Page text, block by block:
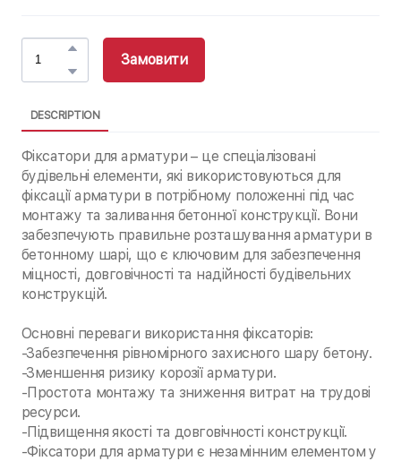
Замовити
DESCRIPTION
Фіксатори для арматури – це спеціалізовані
будівельні елементи, які використовуються для
фіксації арматури в потрібному положенні під час
монтажу та заливання бетонної конструкції. Вони
забезпечують правильне розташування арматури в
бетонному шарі, що є ключовим для забезпечення
міцності, довговічності та надійності будівельних
конструкцій.
Основні переваги використання фіксаторів:
-Забезпечення рівномірного захисного шару бетону.
-Зменшення ризику корозії арматури.
-Простота монтажу та зниження витрат на трудові
ресурси.
-Підвищення якості та довговічності конструкції.
-Фіксатори для арматури є незамінним елементом у